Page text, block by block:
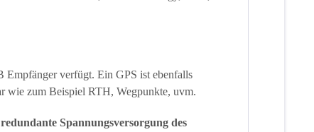
Empfänger verfügt. Ein GPS ist ebenfalls
wie zum Beispiel RTH, Wegpunkte, uvm.
redundante Spannungsversorgung des